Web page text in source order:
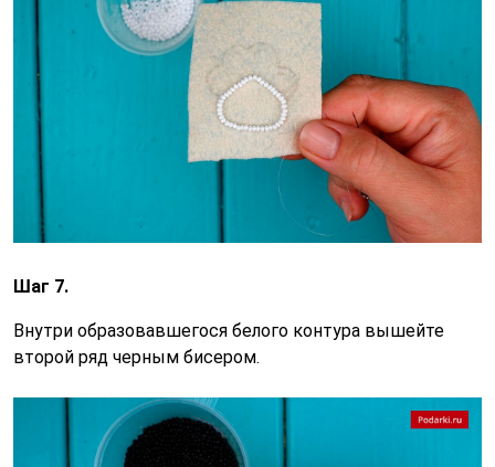
Шаг 7.
Внутри образовавшегося белого контура вышейте
второй ряд черным бисером.